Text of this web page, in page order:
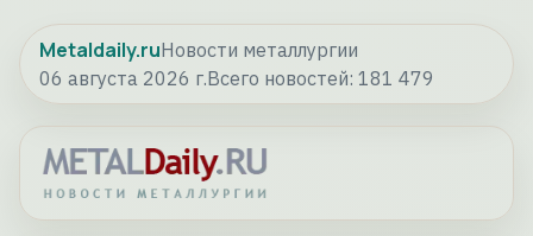
Metaldaily.ruНовости металлургии
06 августа 2026 г.Всего новостей: 181 479